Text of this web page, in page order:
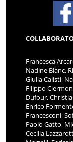
Francesca
Nadine Blanc,
Giulia Calisti,
Filippo
Dufour,
Enrico
Francesconi,
Paolo Gatto,
Cecilia